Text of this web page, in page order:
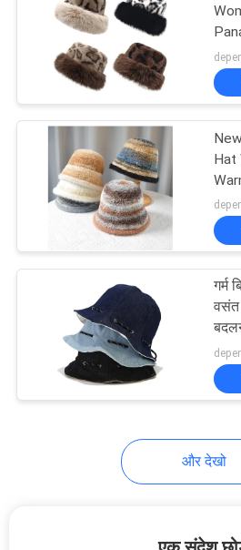
खेल पिताजी
मछुआरा बाल्टी
बुनना बेनी सलाम
Hat
गर्म
वसंत
सादे
और देखो